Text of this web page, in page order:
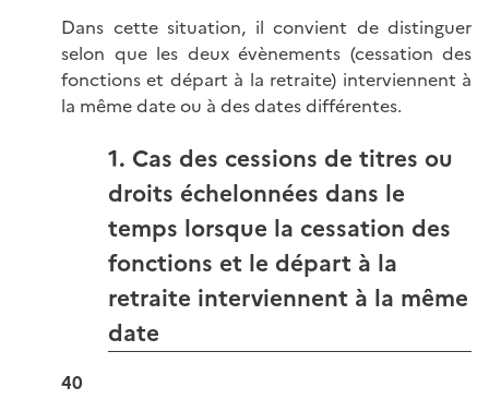
Dans cette situation, il convient de distinguer
selon que les deux évènements (cessation des
fonctions et départ à la retraite) interviennent à
la même date ou à des dates différentes.
1. Cas des cessions de titres ou
droits échelonnées dans le
temps lorsque la cessation des
fonctions et le départ à la
retraite interviennent à la même
date
40